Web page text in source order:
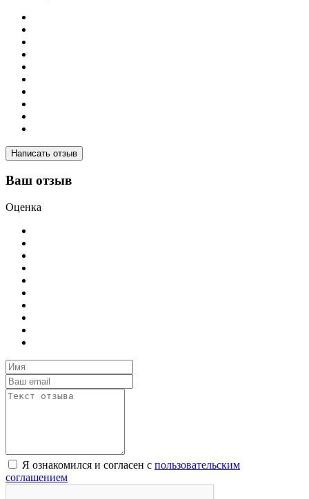
Написать отзыв
Ваш отзыв
Оценка
Я ознакомился и согласен с пользовательским
соглашением